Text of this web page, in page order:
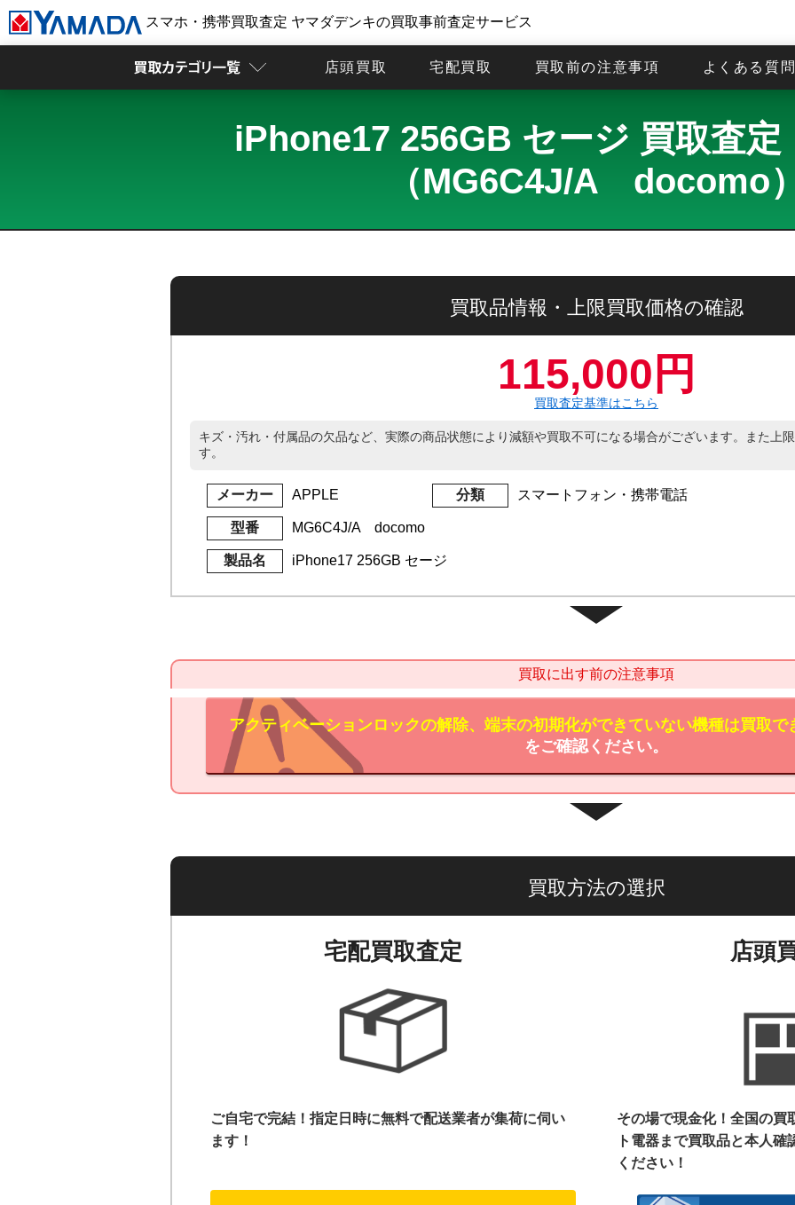
スマホ・携帯買取査定 ヤマダデンキの買取事前査定サービス
店頭買取 宅配買取 買取前の注意事項 よくある質
iPhone17 256GB セージ 買取査定
（MG6C4J/A docomo
買取品情報・上限買取価格の確認
115,000円
買取査定基準はこちら
キズ・汚れ・付属品の欠品など、実際の商品状態により減額や買取不可になる場合がございます。また上
す。
メーカー APPLE 分類 スマートフォン・携帯電話
型番 MG6C4J/A docomo
製品名 iPhone17 256GB セージ
買取に出す前の注意事項
アクティベーションロックの解除、端末の初期化ができていない機種は買取で
をご確認ください。
買取方法の選択
宅配買取査定
ご自宅で完結！指定日時に無料で配送業者が集荷に伺い
ます！
店頭
その場で現金化！全国の買
ト電器まで買取品と本人確
ください！